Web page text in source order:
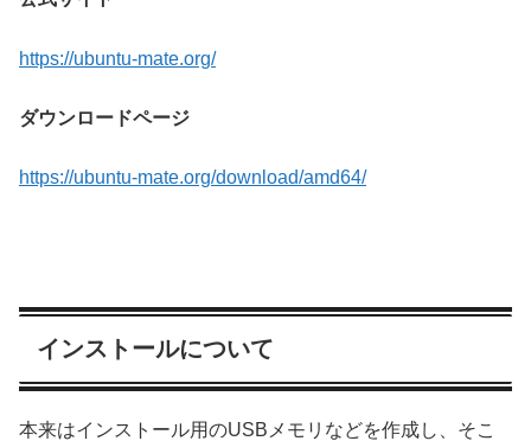
https://ubuntu-mate.org/
ダウンロードページ
https://ubuntu-mate.org/download/amd64/
インストールについて
本来はインストール用のUSBメモリなどを作成し、そこ